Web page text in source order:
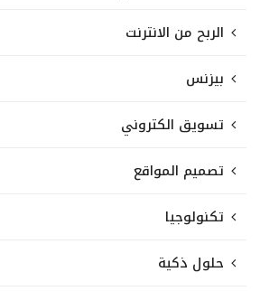
الربح من الانترنت
بيزنس
تسويق الكتروني
تصميم المواقع
تكنولوجيا
حلول ذكية